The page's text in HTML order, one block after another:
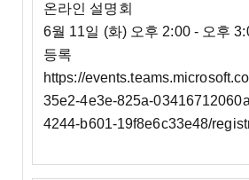
온라인 설명회
6월 11일 (화) 오후 2:00 - 오후
등록
https://
35e2-4e3e-825a-
4244-b601-19f8e6c33e48/